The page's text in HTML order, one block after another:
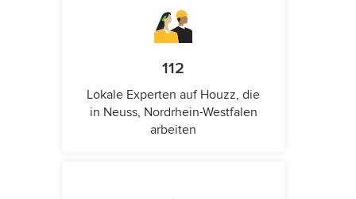
112
Lokale Experten auf Houzz, die
in Neuss, Nordrhein-Westfalen
arbeiten